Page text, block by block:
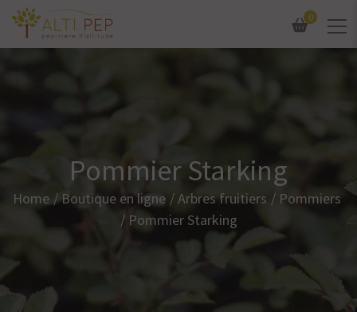
0
Pommier Starking
Home Boutique en ligne Arbres fruitiers
Pommiers
Pommier Starking